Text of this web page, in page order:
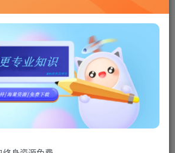
！
幽灵》是一款由Infinity Ward制作
人称射击类游戏，游戏主要讲述了一个
美洲政权集合体迅速强大崛起成为了新